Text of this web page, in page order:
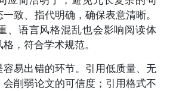
致、指代明确，确保表意清晰。
、语言风格混乱也会影响阅读体
，符合学术规范。
易出错的环节。引用低质量、无
会削弱论文的可信度；引用格式不